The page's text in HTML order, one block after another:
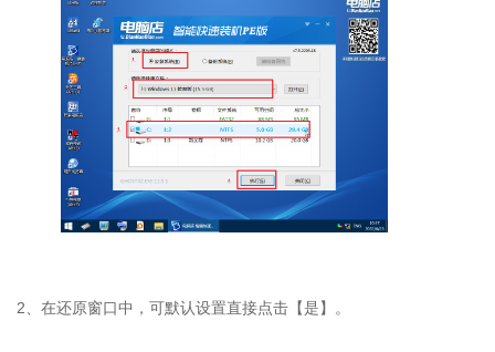
2、在还原窗口中，可默认设置直接点击【是】。